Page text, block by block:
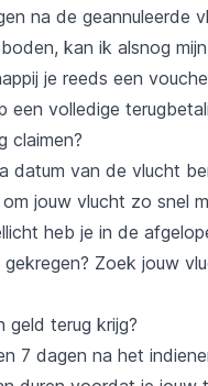
na de geannuleerde
kan ik alsnog
je reeds een
een volledige
claimen?
datum van de vlucht
jouw vlucht zo snel
heb je in de
Zoek jouw
geld terug krijg?
7 dagen na het